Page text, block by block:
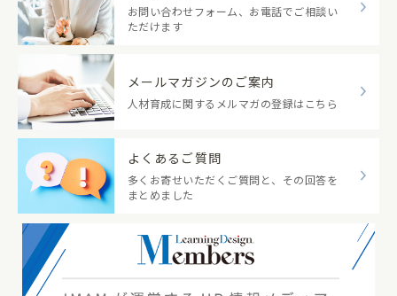
お問い合わせフォーム、お電話でご相談い
ただけます
メールマガジンのご案内
人材育成に関するメルマガの登録はこちら
よくあるご質問
多くお寄せいただくご質問と、その回答を
まとめました